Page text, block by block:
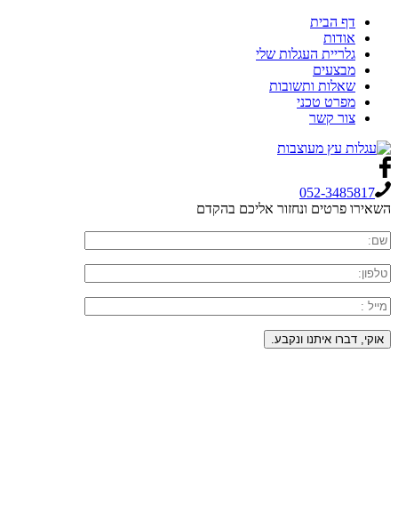
דף הבית
אודות
גלריית העגלות שלי
מבצעים
שאלות ותשובות
מפרט טכני
צור קשר
052-3485817
השאירו פרטים ונחזור אליכם בהקדם